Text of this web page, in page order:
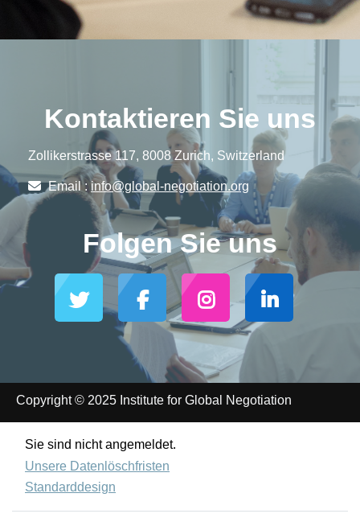
Kontaktieren Sie uns
Zollikerstrasse 117, 8008 Zurich, Switzerland
Email : info@global-negotiation.org
Folgen Sie uns
Copyright © 2025 Institute for Global Negotiation
Sie sind nicht angemeldet.
Unsere Datenlöschfristen
Standarddesign